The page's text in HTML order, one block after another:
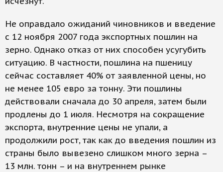
Не оправдало ожиданий чиновников и введение
с 12 ноября 2007 года экспортных пошлин на
зерно. Однако отказ от них способен усугубить
ситуацию. В частности, пошлина на пшеницу
сейчас составляет 40% от заявленной цены, но
не менее 105 евро за тонну. Эти пошлины
действовали сначала до 30 апреля, затем были
продлены до 1 июля. Несмотря на сокращение
экспорта, внутренние цены не упали, а
продолжили рост, так как до введения пошлин из
страны было вывезено слишком много зерна –
13 млн. тонн – и на внутреннем рынке